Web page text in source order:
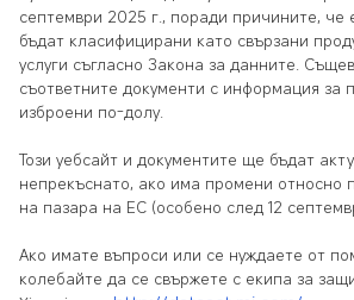
септември 2025 г., поради причините, че
бъдат класифицирани като свързани
услуги съгласно Закона за данните.
съответните документи с информация за
изброени по-долу.
Този уебсайт и документите ще бъдат
непрекъснато, ако има промени относно
на пазара на ЕС (особено след 12
Ако имате въпроси или се нуждаете от
колебайте да се свържете с екипа за